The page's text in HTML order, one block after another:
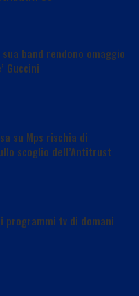
band rendono omaggio
Guccini
su Mps rischia di
scoglio dell’Antitrust
programmi tv di domani